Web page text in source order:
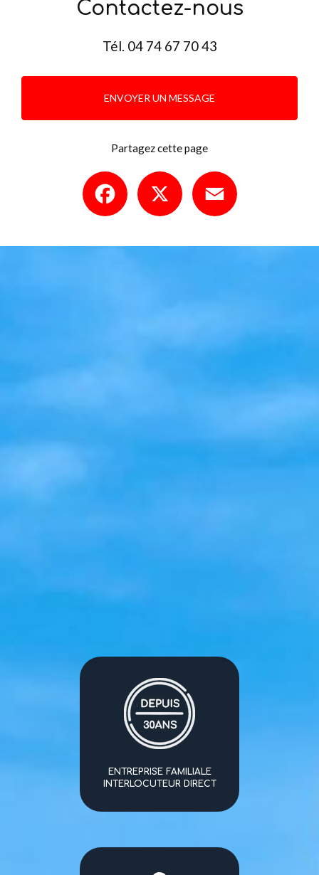
Contactez-nous
Tél. 04 74 67 70 43
ENVOYER UN MESSAGE
Partagez cette page
Facebook
ENTREPRISE FAMILIALE
INTERLOCUTEUR DIRECT